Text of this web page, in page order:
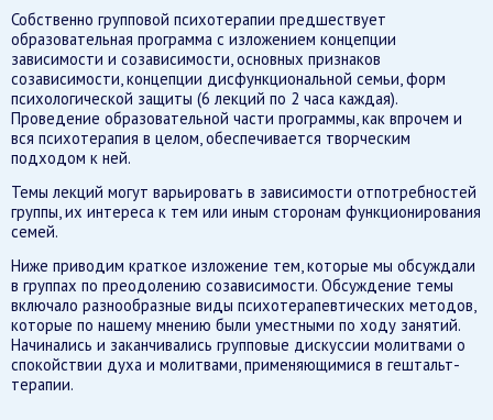
Собственно групповой психотерапии предшествует
образовательная программа с изложением концепции
зависимости и созависимости, основных признаков
созависимости, концепции дисфункциональной семьи, форм
психологической защиты (6 лекций по 2 часа каждая).
Проведение образовательной части программы, как впрочем и
вся психотерапия в целом, обеспечивается творческим
подходом к ней.
Темы лекций могут варьировать в зависимости отпотребностей
группы, их интереса к тем или иным сторонам функционирования
семей.
Ниже приводим краткое изложение тем, которые мы обсуждали
в группах по преодолению созависимости. Обсуждение темы
включало разнообразные виды психотерапевтических методов,
которые по нашему мнению были уместными по ходу занятий.
Начинались и заканчивались групповые дискуссии молитвами о
спокойствии духа и молитвами, применяющимися в гештальт-
терапии.